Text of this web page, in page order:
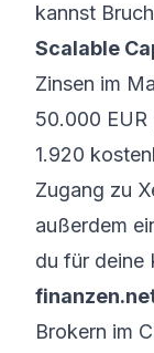
kannst
Scalable
Zinsen im
50.000 EUR
1.920
Zugang zu
außerdem
du für deine
Brokern im